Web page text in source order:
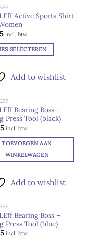
Active Sports Shirt
incl. btw
SELECTEREN
Add to wishlist
Add to
wishlist
Bearing Boss –
Press Tool (black)
incl. btw
TOEVOEGEN AAN
WINKELWAGEN
Add to wishlist
Add to
wishlist
Bearing Boss –
Press Tool (blue)
incl. btw